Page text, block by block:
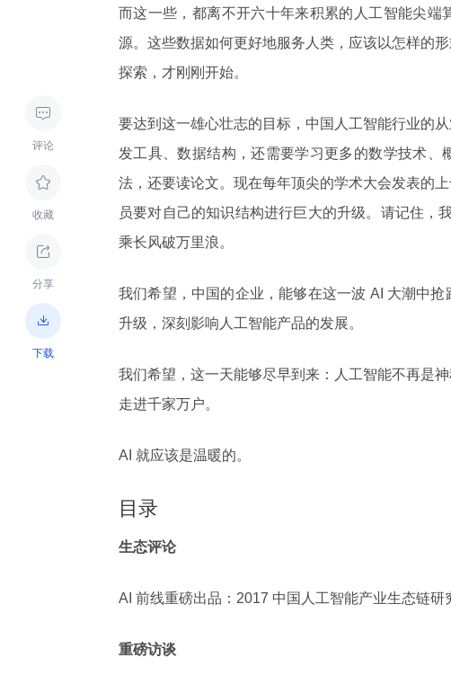

评论

收藏

分享

下载
而这一些，都离不开六十年来积累的人工智能尖
源。这些数据如何更好地服务人类，应该以怎样的
探索，才刚刚开始。
要达到这一雄心壮志的目标，中国人工智能行业的
发工具、数据结构，还需要学习更多的数学技术
法，还要读论文。现在每年顶尖的学术大会发表的
员要对自己的知识结构进行巨大的升级。请记住，
乘长风破万里浪。
我们希望，中国的企业，能够在这一波 AI 大潮中
升级，深刻影响人工智能产品的发展。
我们希望，这一天能够尽早到来：人工智能不再是
走进千家万户。
AI 就应该是温暖的。
目录
生态评论
AI 前线重磅出品：2017 中国人工智能产业生态链研
重磅访谈